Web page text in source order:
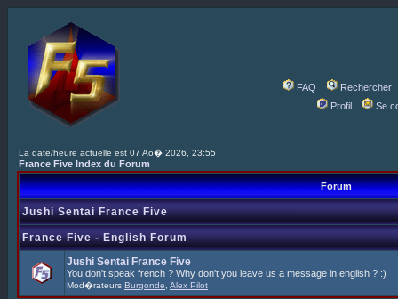
FAQ
Rechercher
Profil
Se
La date/heure actuelle est 07 Ao� 2026, 23:55
France Five Index du Forum
Forum
Jushi Sentai France Five
France Five - English Forum
Jushi Sentai France Five
You don't speak french ? Why don't you leave us a message in english ? :)
Mod�rateurs Burgonde Alex Pilot